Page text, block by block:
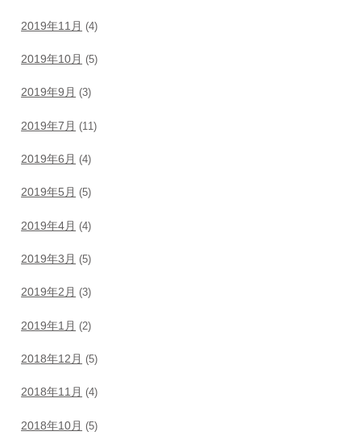
2019年11月 (4)
2019年10月 (5)
2019年9月 (3)
2019年7月 (11)
2019年6月 (4)
2019年5月 (5)
2019年4月 (4)
2019年3月 (5)
2019年2月 (3)
2019年1月 (2)
2018年12月 (5)
2018年11月 (4)
2018年10月 (5)